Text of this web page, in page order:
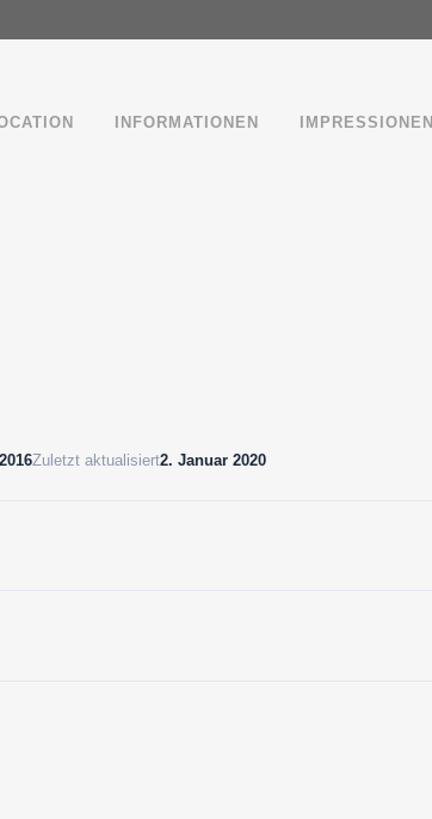
INFORMATIONEN IMPRESSIONEN
Zuletzt aktualisiert2. Januar 2020